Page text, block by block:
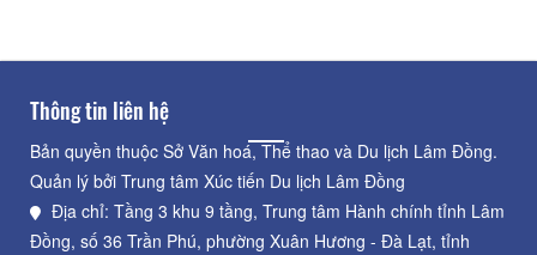
Thông tin liên hệ
Bản quyền thuộc Sở Văn hoá, Thể thao và Du lịch Lâm Đồng.
Quản lý bởi Trung tâm Xúc tiến Du lịch Lâm Đồng
Địa chỉ: Tầng 3 khu 9 tầng, Trung tâm Hành chính tỉnh Lâm
Đồng, số 36 Trần Phú, phường Xuân Hương - Đà Lạt, tỉnh